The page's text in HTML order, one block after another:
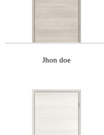
Jhon doe